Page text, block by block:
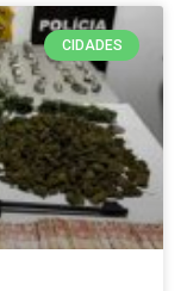
CIDADES